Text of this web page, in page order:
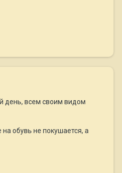
день, всем своим видом
обувь не покушается, а